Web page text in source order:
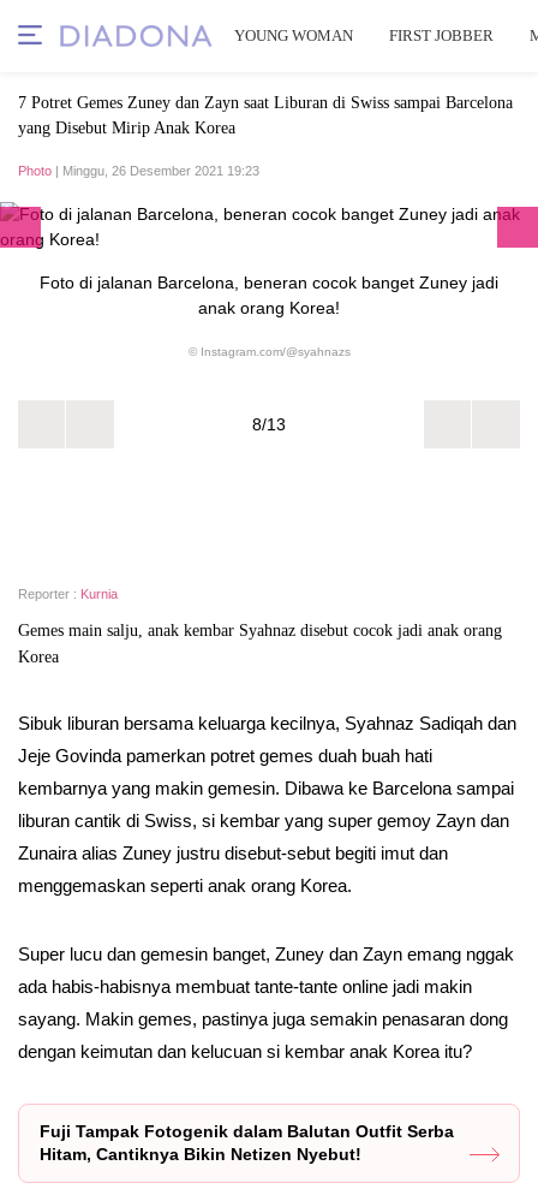
YOUNG WOMAN FIRST JOBBER
7 Potret Gemes Zuney dan Zayn saat Liburan di Swiss sampai Barcelona
yang Disebut Mirip Anak Korea
Photo | Minggu, 26 Desember 2021 19:23
Foto di jalanan Barcelona, beneran cocok banget Zuney jadi
anak orang Korea!
© Instagram.com/@syahnazs
8/13
Reporter : Kurnia
Gemes main salju, anak kembar Syahnaz disebut cocok jadi anak orang
Korea
Sibuk liburan bersama keluarga kecilnya, Syahnaz Sadiqah dan
Jeje Govinda pamerkan potret gemes duah buah hati
kembarnya yang makin gemesin. Dibawa ke Barcelona sampai
liburan cantik di Swiss, si kembar yang super gemoy Zayn dan
Zunaira alias Zuney justru disebut-sebut begiti imut dan
menggemaskan seperti anak orang Korea.
Super lucu dan gemesin banget, Zuney dan Zayn emang nggak
ada habis-habisnya membuat tante-tante online jadi makin
sayang. Makin gemes, pastinya juga semakin penasaran dong
dengan keimutan dan kelucuan si kembar anak Korea itu?
Fuji Tampak Fotogenik dalam Balutan Outfit Serba
Hitam, Cantiknya Bikin Netizen Nyebut!